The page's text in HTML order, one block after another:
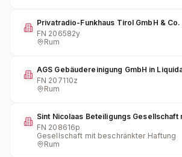
Privatradio-Funkhaus Tirol GmbH & Co.
FN 206582y
Rum
AGS Gebäudereinigung GmbH in
FN 207110z
Rum
Sint Nicolaas Beteiligungs Gesellschaft
FN 208616p
Gesellschaft mit beschränkter Haftung
Rum